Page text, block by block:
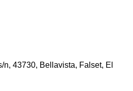
n, 43730, Bellavista, Falset, El